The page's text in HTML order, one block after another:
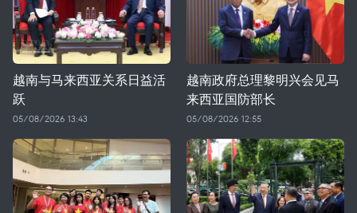
越南与马来西亚关系日益活
跃
05/08/2026 13:43
越南政府总理黎明兴会见马
来西亚国防部长
05/08/2026 12:55